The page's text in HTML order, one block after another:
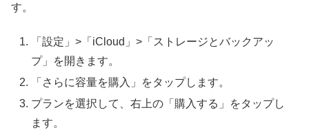
す。
「設定」>「iCloud」>「ストレージとバックアッ
プ」を開きます。
「さらに容量を購入」をタップします。
プランを選択して、右上の「購入する」をタップし
ます。